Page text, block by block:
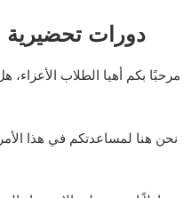
دورات تحضيرية
مرحبًا بكم أهيا الطلاب
نحن هنا لمساعدتكم في هذا